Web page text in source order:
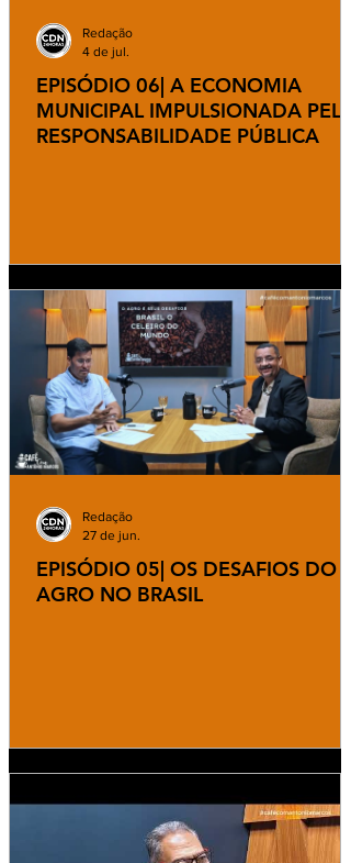
EPISÓDIO 06| A ECONOMIA
MUNICIPAL IMPULSIONADA PELA
RESPONSABILIDADE PÚBLICA
Redação
4 de jul.
EPISÓDIO 05| OS DESAFIOS DO
AGRO NO BRASIL
Redação
27 de jun.